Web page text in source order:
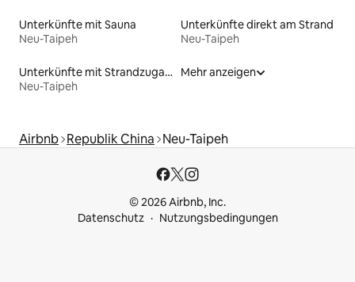
Unterkünfte mit Sauna
Neu-Taipeh
Unterkünfte direkt am Strand
Neu-Taipeh
Unterkünfte mit Strandzugang
Neu-Taipeh
Mehr anzeigen
Airbnb Republik China Neu-Taipeh
© 2026 Airbnb, Inc.
Datenschutz
Nutzungsbedingungen